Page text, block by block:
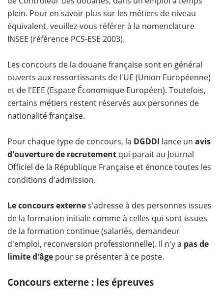
plein. Pour en savoir plus sur les métiers de niveau
équivalent, veuillez-vous référer à la nomenclature
INSEE (référence PCS-ESE 2003).
Les concours de la douane française sont en général
ouverts aux ressortissants de l'UE (Union Européenne)
et de l'EEE (Espace Économique Européen). Toutefois,
certains métiers restent réservés aux personnes de
nationalité française.
Pour chaque type de concours, la DGDDI lance un avis
d'ouverture de recrutement qui parait au Journal
Officiel de la République Française et énonce toutes les
conditions d'admission.
Le concours externes'adresse à des personnes issues
de la formation initiale comme à celles qui sont issues
de la formation continue (salariés, demandeur
d'emploi, reconversion professionnelle). Il n'y a pas de
limite d'âge pour se présenter à ce poste.
Concours externe : les épreuves